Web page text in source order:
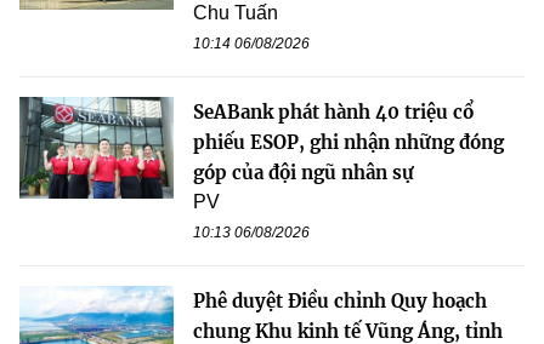
Chu Tuấn
10:14 06/08/2026
SeABank phát hành 40 triệu cổ
phiếu ESOP, ghi nhận những đóng
góp của đội ngũ nhân sự
PV
10:13 06/08/2026
Phê duyệt Điều chỉnh Quy hoạch
chung Khu kinh tế Vũng Áng, tỉnh